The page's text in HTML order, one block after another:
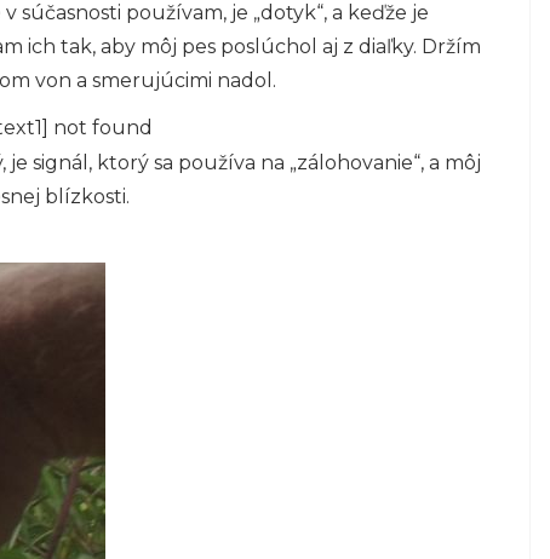
používam, je „dotyk“, a keďže je
ich tak, aby môj pes poslúchol aj z diaľky. Držím
von a smerujúcimi nadol.
not found
signál, ktorý sa používa na „zálohovanie“, a môj
blízkosti.